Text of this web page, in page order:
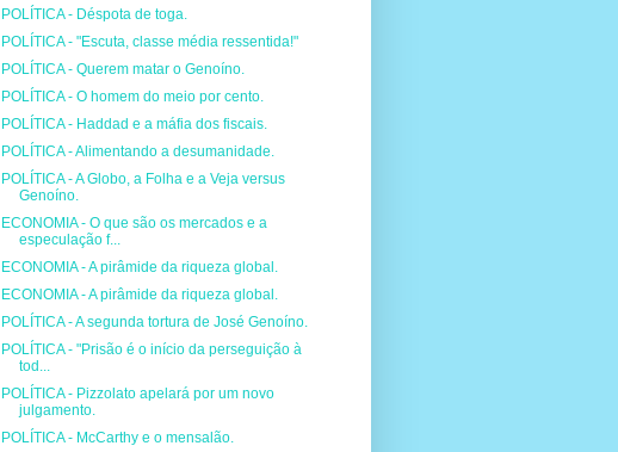
POLÍTICA - Déspota de toga.
POLÍTICA - "Escuta, classe média ressentida!"
POLÍTICA - Querem matar o Genoíno.
POLÍTICA - O homem do meio por cento.
POLÍTICA - Haddad e a máfia dos fiscais.
POLÍTICA - Alimentando a desumanidade.
POLÍTICA - A Globo, a Folha e a Veja versus
Genoíno.
ECONOMIA - O que são os mercados e a
especulação f...
ECONOMIA - A pirâmide da riqueza global.
ECONOMIA - A pirâmide da riqueza global.
POLÍTICA - A segunda tortura de José Genoíno.
POLÍTICA - "Prisão é o início da perseguição à
tod...
POLÍTICA - Pizzolato apelará por um novo
julgamento.
POLÍTICA - McCarthy e o mensalão.